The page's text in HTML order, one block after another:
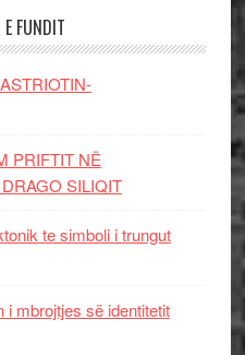
FUNDIT
PRIFTIT NË
SILIQIT
te simboli i trungut
i mbrojtjes së identitetit